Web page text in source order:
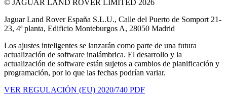
© JAGUAR LAND ROVER LIMITED 2026
Jaguar Land Rover España S.L.U., Calle del Puerto de Somport 21-
23, 4ª planta, Edificio Monteburgos A, 28050 Madrid
Los ajustes inteligentes se lanzarán como parte de una futura
actualización de software inalámbrica. El desarrollo y la
actualización de software están sujetos a cambios de planificación y
programación, por lo que las fechas podrían variar.
VER REGULACIÓN (EU) 2020/740 PDF